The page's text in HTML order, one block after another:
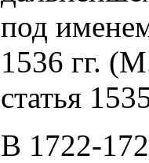
под
1536 гг.
статья
В 1722-